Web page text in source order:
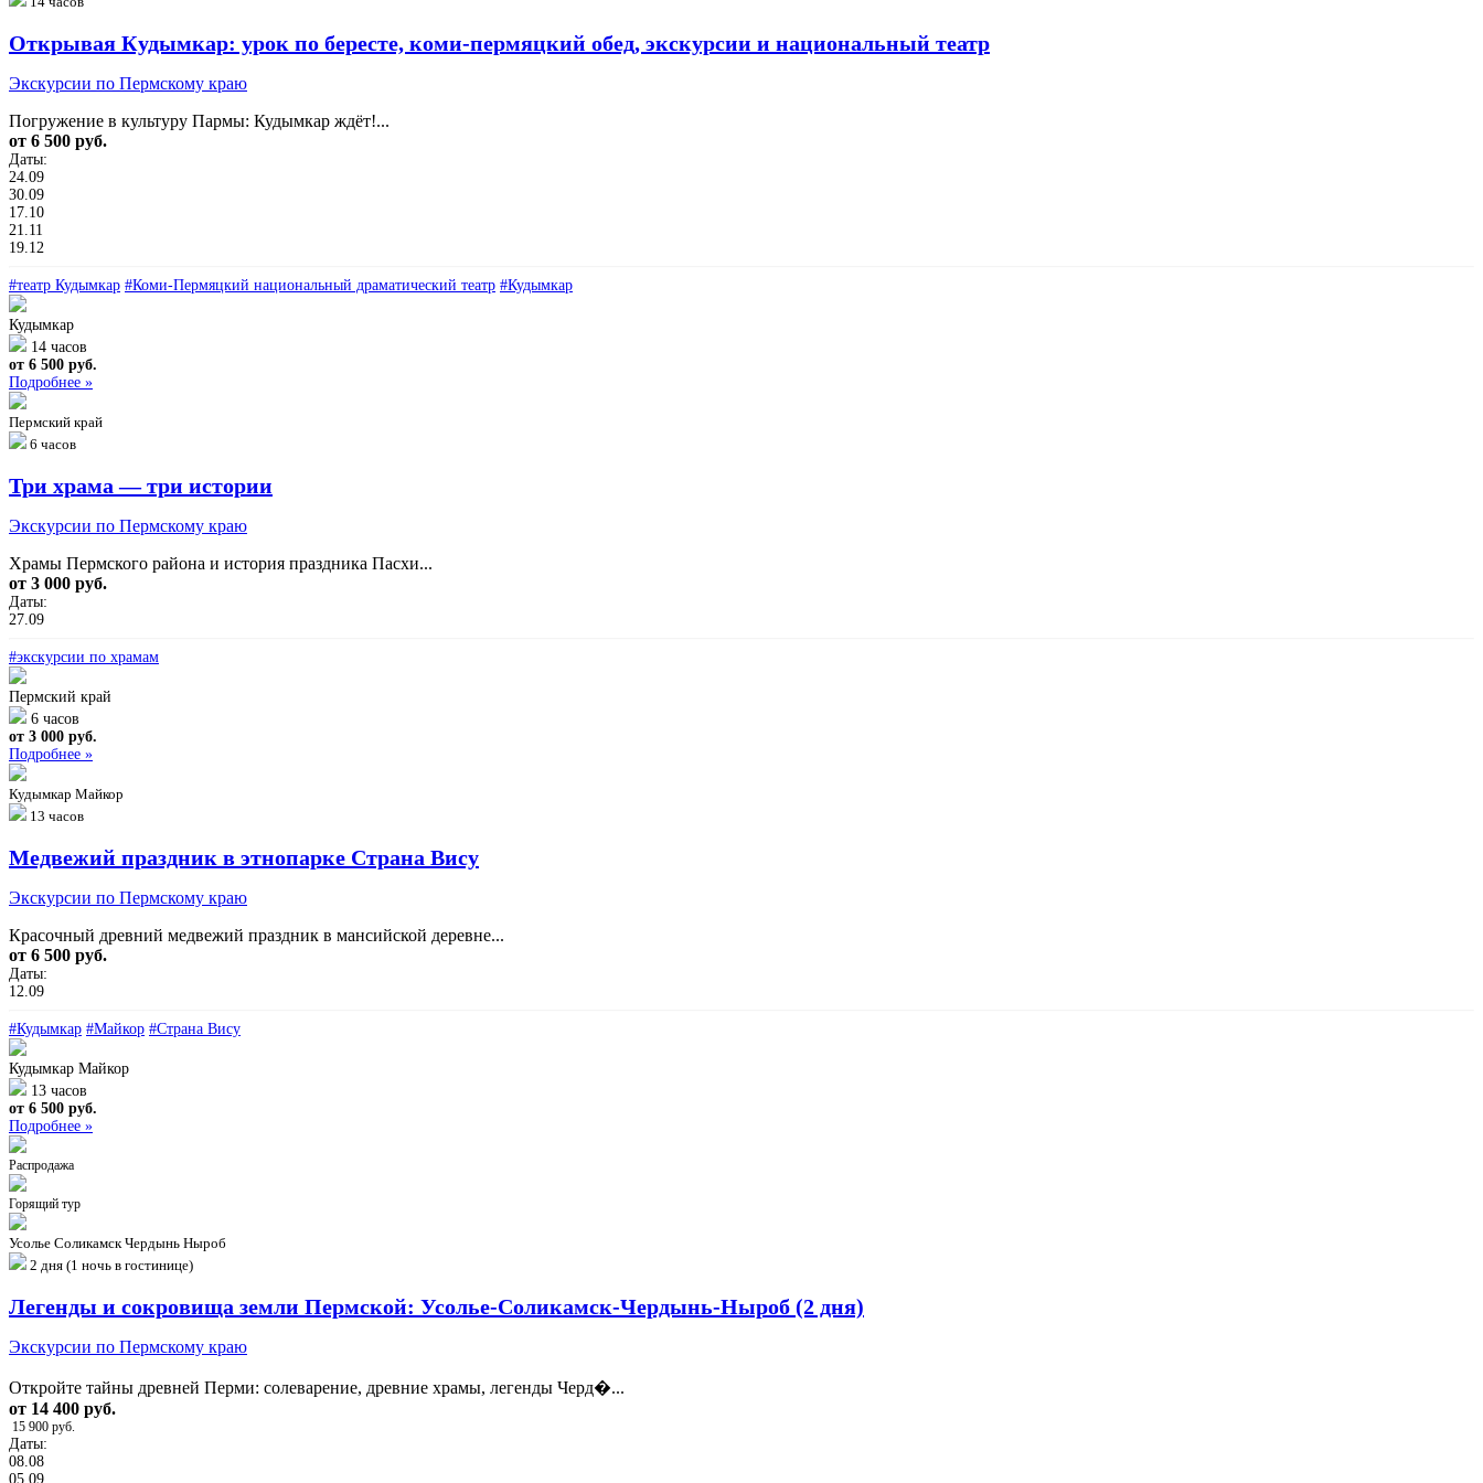
Открывая Кудымкар: урок по бересте, коми‑пермяцкий обед, экскурсии и национальный театр
Экскурсии по Пермскому краю
Погружение в культуру Пармы: Кудымкар ждёт!...
от 6 500 руб.
Даты:
24.09
30.09
17.10
21.11
19.12
#театр Кудымкар #Коми‑Пермяцкий национальный драматический театр #Кудымкар
Кудымкар
14 часов
от 6 500 руб.
Подробнее »
Пермский край
6 часов
Три храма — три истории
Экскурсии по Пермскому краю
Храмы Пермского района и история праздника Пасхи...
от 3 000 руб.
Даты:
27.09
#экскурсии по храмам
Пермский край
6 часов
от 3 000 руб.
Подробнее »
Кудымкар Майкор
13 часов
Медвежий праздник в этнопарке Страна Вису
Экскурсии по Пермскому краю
Красочный древний медвежий праздник в мансийской деревне...
от 6 500 руб.
Даты:
12.09
#Кудымкар #Майкор #Страна Вису
Кудымкар Майкор
13 часов
от 6 500 руб.
Подробнее »
Распродажа
Горящий тур
Усолье Соликамск Чердынь Ныроб
2 дня (1 ночь в гостинице)
Легенды и сокровища земли Пермской: Усолье-Соликамск-Чердынь-Ныроб (2 дня)
Экскурсии по Пермскому краю
Откройте тайны древней Перми: солеварение, древние храмы, легенды Черд�...
от 14 400 руб.
15 900 руб.
Даты:
08.08
05.09